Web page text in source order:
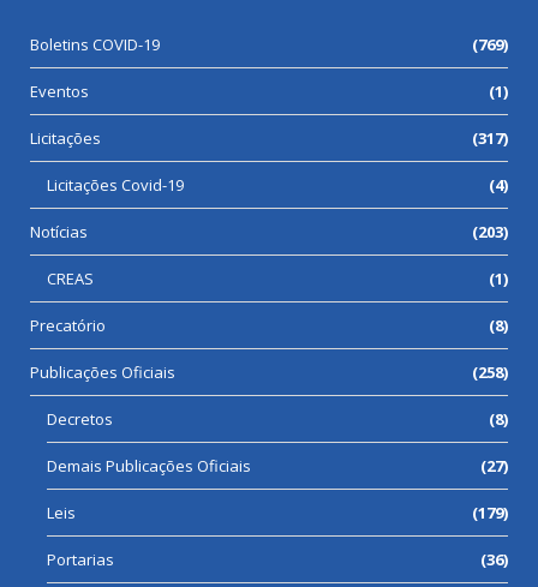
Boletins COVID-19 (769)
Eventos (1)
Licitações (317)
Licitações Covid-19 (4)
Notícias (203)
CREAS (1)
Precatório (8)
Publicações Oficiais (258)
Decretos (8)
Demais Publicações Oficiais (27)
Leis (179)
Portarias (36)